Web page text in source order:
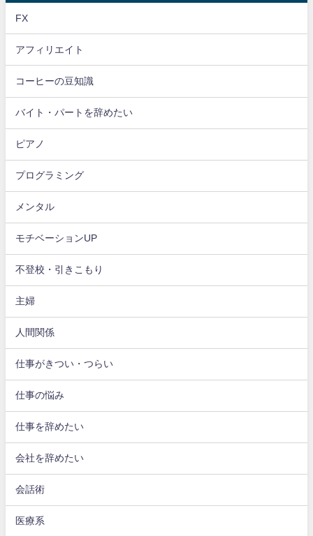
FX
アフィリエイト
コーヒーの豆知識
バイト・パートを辞めたい
ピアノ
プログラミング
メンタル
モチベーションUP
不登校・引きこもり
主婦
人間関係
仕事がきつい・つらい
仕事の悩み
仕事を辞めたい
会社を辞めたい
会話術
医療系